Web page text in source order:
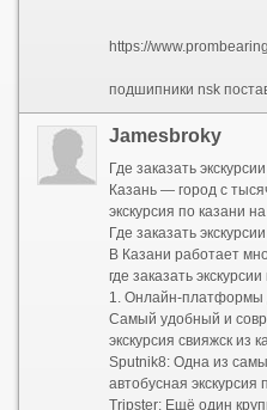
https://
подшипники nsk
Jamesbroky
Казань — город с тысячелетней историей, где восточный колорит органично переплетается с европейской архитектурой. Это третья столица России, которую ежегодно посещают миллионы туристов. Чтобы знакомство с
экскурсия по казани
Где заказать экскурсии в
В Казани работает множество туристических компаний, а также онлайн-
где заказать экскурсии
1. Онлайн-платформы
Самый удобный и современный способ — забронировать экскурсию через
экскурсия свияжск из
Sputnik8: Одна из самых популярных платформ в России. Здесь представлены как групповые, так и
автобусная экскурсия
Tripster: Ещё один крупный сервис, где местные гиды предлагают